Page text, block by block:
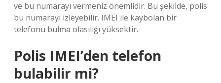
ve bu numarayı vermeniz önemlidir. Bu şekilde, polis
bu numarayı izleyebilir. IMEI ile kaybolan bir
telefonu bulma olasılığı yüksektir.
Polis IMEI’den telefon
bulabilir mi?